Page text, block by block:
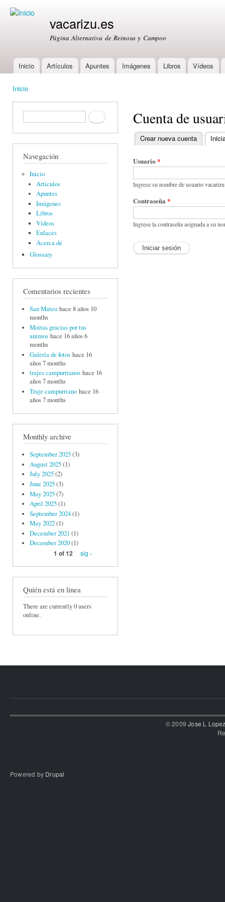
vacarizu.es
Página Alternativa de Reinosa y Campoo
Main menu
Inicio Artículos Apuntes Imágenes Libros Vídeos
Inicio
Formulario de búsquedaBuscar
Navegación
Inicio
Artículos
Apuntes
Imágenes
Libros
Vídeos
Enlaces
Acerca de
Glossary
Comentarios recientes
San Mateo hace 8 años 10
months
Moitas gracias por tus
animos hace 16 años 6
months
Galería de fotos hace 16
años 7 months
trajes campurrianos hace 16
años 7 months
Traje campurriano hace 16
años 7 months
Monthly archive
September 2025(3)
August 2025(1)
July 2025(2)
June 2025(3)
May 2025(7)
April 2025(1)
September 2024(1)
May 2022(1)
December 2021 (1)
December 2020(1)
1 of 12
sig ›
Quién está en línea
There are currently 0 users
online.
Cuenta de
Primary tabs
Crear nueva cuenta
Usuario *
Ingrese su nombre de usuario
Contraseña *
Ingrese la contraseña asignada a su
© 2009Jose L
Powered by Drupal